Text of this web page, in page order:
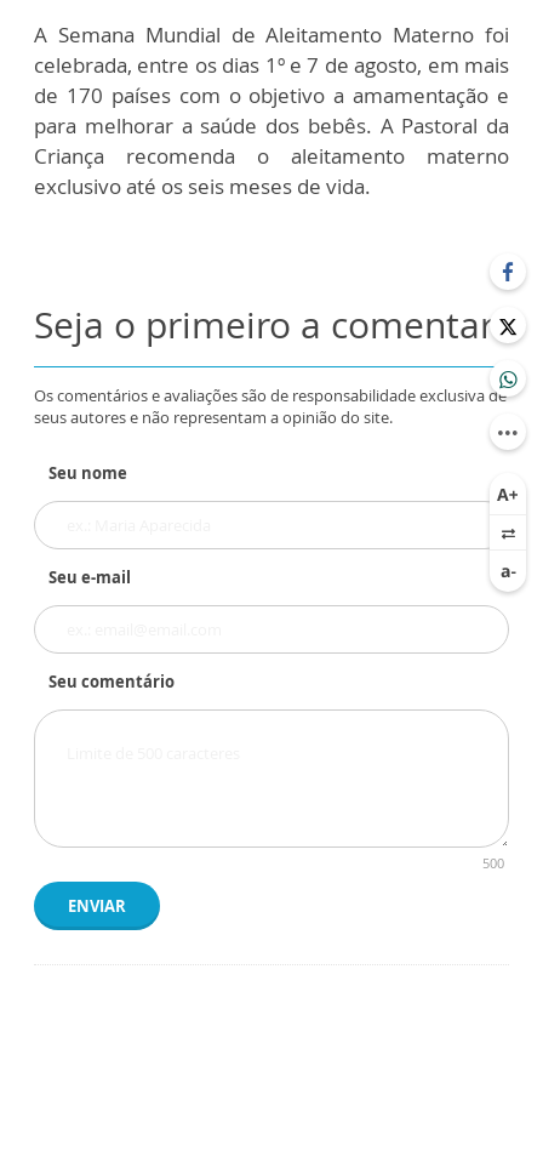
A Semana Mundial de Aleitamento Materno foi
celebrada, entre os dias 1º e 7 de agosto, em mais
de 170 países com o objetivo a amamentação e
para melhorar a saúde dos bebês. A Pastoral da
Criança recomenda o aleitamento materno
exclusivo até os seis meses de vida.
Seja o primeiro a comentar
Os comentários e avaliações são de responsabilidade exclusiva de
seus autores e não representam a opinião do site.
Seu nome
Seu e-mail
Seu comentário
500
ENVIAR